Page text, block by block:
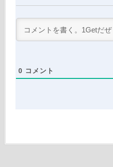
0 コメント